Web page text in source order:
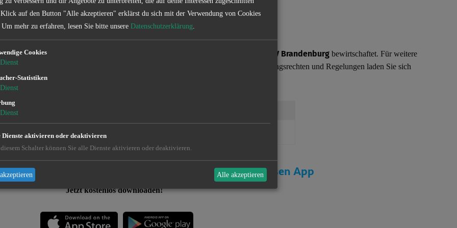
Verein
LAV Brandenburg bewirtschaftet. Für weitere
Informationen zu den Befischungsrechten und Regelungen laden Sie sich
und Sonderbestimmungen findet ihr in der kostenlosen App
Jetzt kostenlos downloaden!
auf den Button "Alle akzeptieren" erklärst du sich mit der Verwendung von Cookies
Um mehr zu erfahren, lesen Sie bitte unsere Datenschutzerklärung
Cookies
Dienst
Statistiken
Dienst
Dienst
Dienste aktivieren oder deaktivieren
Schalter können Sie alle Dienste aktivieren oder deaktivieren.
Alle akzeptieren